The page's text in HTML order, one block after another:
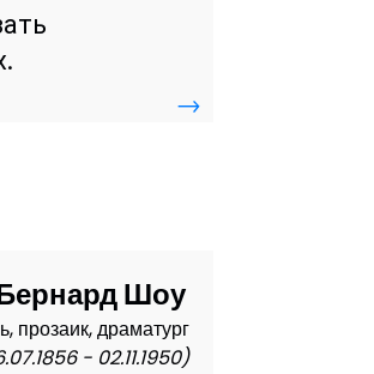
→
Шоу
прозаик, драматург
- 02.11.1950)